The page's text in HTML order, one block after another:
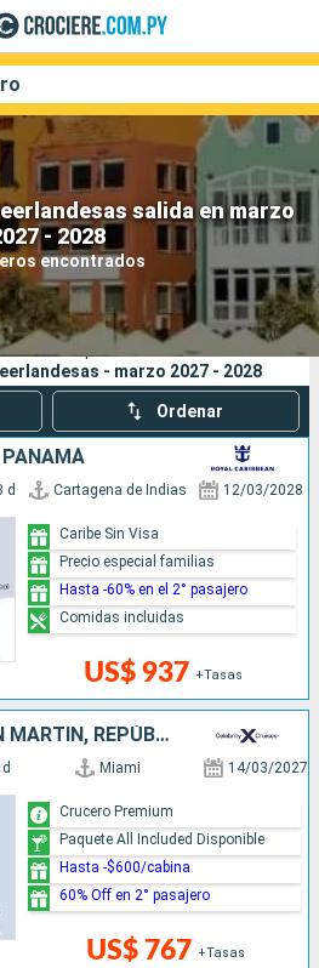
salida en marzo
- 2028
encontrados
Compañías
Buscar
de búsqueda:
- marzo 2027 - 2028
Ordenar
d Cartagena de Indias 12/03/2028
US$ 937 +Tasas
Caribe Sin Visa
Precio especial familias
Hasta -60% en el 2° pasajero
Comidas incluidas
ESTADOS UNIDOS, SAN MARTÍN, REPÚBLICA DOMINICANA
Miami 14/03/2027
US$ 767 +Tasas
Crucero Premium
Paquete All Included Disponible
Hasta -$600/cabina
60% Off en 2° pasajero